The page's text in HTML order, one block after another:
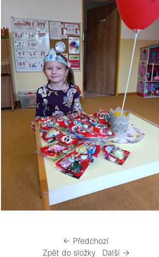
← Předchozí
Zpět do složky
Další →